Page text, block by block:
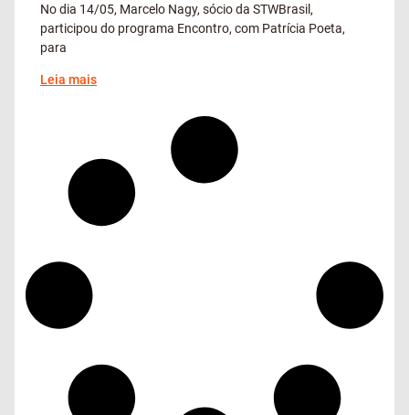
No dia 14/05, Marcelo Nagy, sócio da STWBrasil,
participou do programa Encontro, com Patrícia Poeta,
para
Leia mais